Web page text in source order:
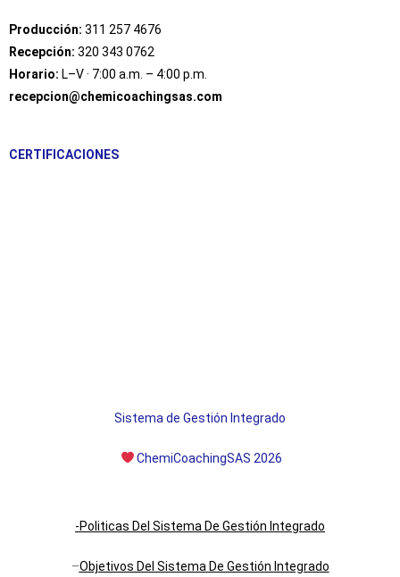
Producción: 311 257 4676
Recepción: 320 343 0762
Horario: L–V · 7:00 a.m. – 4:00 p.m.
recepcion@chemicoachingsas.com
CERTIFICACIONES
Sistema de Gestión Integrado
ChemiCoachingSAS 2026
-Politicas Del Sistema De Gestión Integrado
–Objetivos Del Sistema De Gestión Integrado